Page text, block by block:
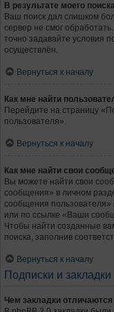
В результате моего
Ваш поиск дал слишком
сервер не смог
точно задавайте условия
осуществлён.
Вернуться к началу
Как мне найти
Перейдите на страницу
пользователя».
Вернуться к началу
Как мне найти свои
Вы можете найти свои
сообщения» в личном
сообщения
или по ссылке «Ваши
Чтобы найти созданные
поиска, заполнив
Вернуться к началу
Подписки и закладки
Чем закладки отличаются